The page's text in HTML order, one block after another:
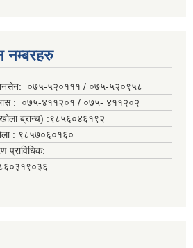
नम्बरहरु
०७५-५२०१११ / ०७५-५२०९५८
: ०७५-४११२०१ / ०७५- ४११२०२
ब्रान्च) :९८५६०४६१९२
: ९८५७०६०१६०
प्राविधिक: